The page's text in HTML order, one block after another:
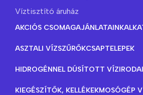
Víztisztító áruház
AKCIÓS CSOMAGAJÁNLATAINK
ASZTALI VÍZSZŰRŐKCSAPTELEPEK
HIDROGÉNNEL DÚSÍTOTT VÍZ
KIEGÉSZÍTŐK, KELLÉKEKMOSÓGÉP